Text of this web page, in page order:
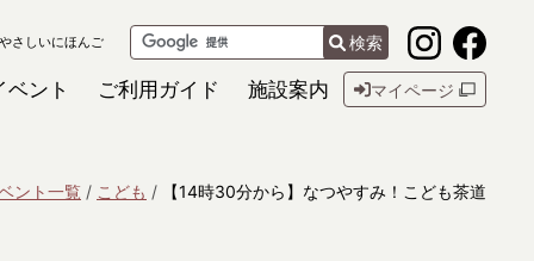
さしいにほんご 検索
ベント ご利用ガイド 施設案内 マイページ
ント一覧 こども 【14時30分から】なつやすみ！こども茶道